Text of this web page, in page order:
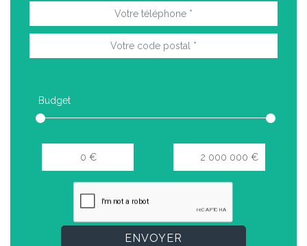
Budget
ENVOYER